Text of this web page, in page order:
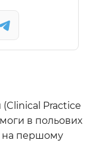
(Clinical Practice
в польових
на першому